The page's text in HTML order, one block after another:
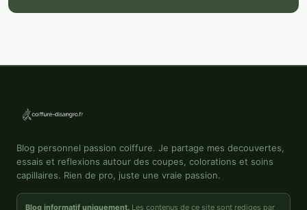
Blog personnel passion coiffure. Je partage mes decouvertes,
essais et reflexions autour des coupes, colorations et soins
capillaires. Rien de pro, juste une vraie passion.
Blog informatif uniquement. Les contenus de ce site sont rediges par